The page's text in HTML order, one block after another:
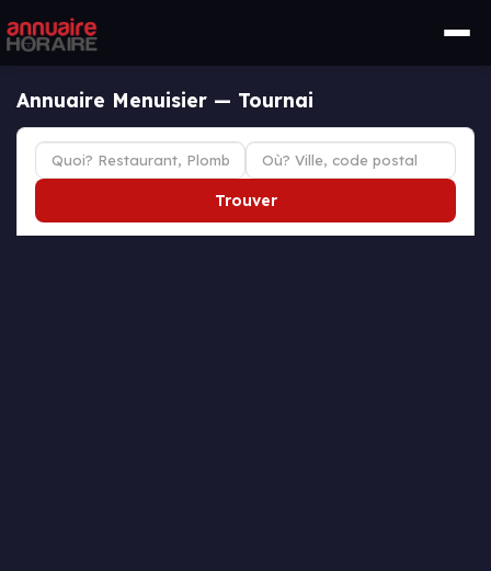
Annuaire Menuisier — Tournai
Trouver